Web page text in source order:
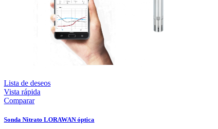
Lista de deseos
Vista rápida
Comparar
Sonda Nitrato LORAWAN óptica